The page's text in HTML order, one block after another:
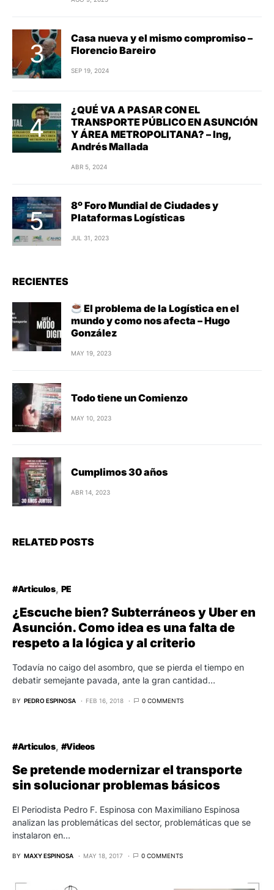
Casa nueva y el mismo compromiso –
Florencio Bareiro
SEP 19, 2024
¿QUÉ VA A PASAR CON EL
TRANSPORTE PÚBLICO EN ASUNCIÓN
Y ÁREA METROPOLITANA? – Ing,
Andrés Mallada
ABR 5, 2024
8º Foro Mundial de Ciudades y
Plataformas Logísticas
JUL 31, 2023
RECIENTES
El problema de la Logística en el
mundo y como nos afecta – Hugo
González
MAY 19, 2023
Todo tiene un Comienzo
MAY 10, 2023
Cumplimos 30 años
ABR 14, 2023
RELATED POSTS
#Articulos PE
¿Escuche bien? Subterráneos y Uber en
Asunción. Como idea es una falta de
respeto a la lógica y al criterio
Todavía no caigo del asombro, que se pierda el tiempo en
debatir semejante pavada, ante la gran cantidad…
BY PEDRO ESPINOSA FEB 16, 2018 0 COMMENTS
#Articulos #Videos
Se pretende modernizar el transporte
sin solucionar problemas básicos
El Periodista Pedro F. Espinosa con Maximiliano Espinosa
analizan las problemáticas del sector, problemáticas que se
instalaron en…
BY MAXY ESPINOSA MAY 18, 2017 0 COMMENTS